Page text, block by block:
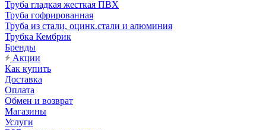
Труба гладкая жесткая ПВХ
Труба гофрированная
Труба из стали, оцинк.стали и алюминия
Трубка Кембрик
Бренды
Акции
Как купить
Доставка
Оплата
Обмен и возврат
Магазины
Услуги